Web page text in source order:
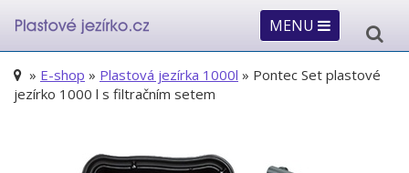
MENU
» E-shop » Plastová jezírka 1000l » Pontec Set plastové
jezírko 1000 l s filtračním setem